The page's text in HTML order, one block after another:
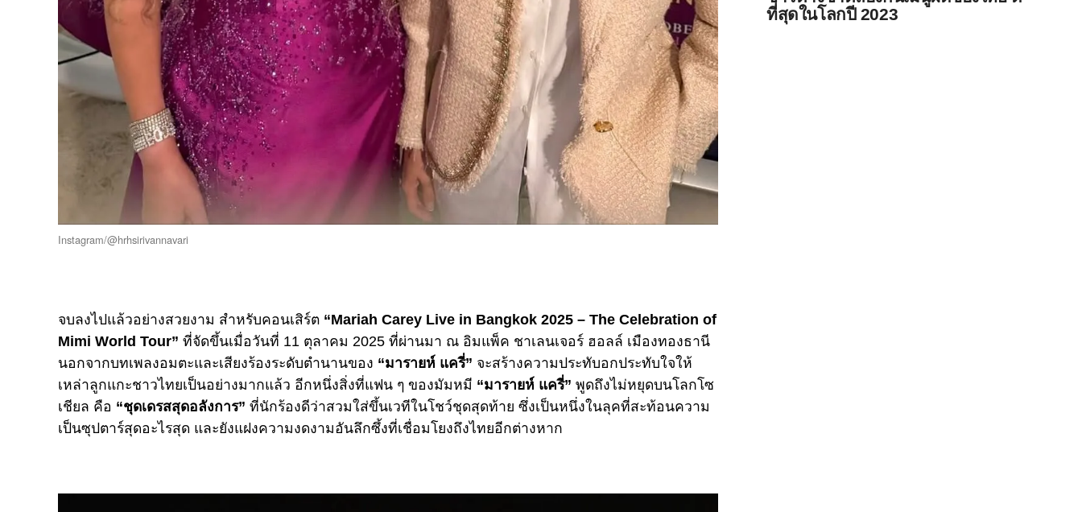
Instagram/@hrhsirivannavari
จบลงไปแล้วอย่างสวยงาม สำหรับคอนเสิร์ต “Mariah Carey Live in Bangkok 2025 – The Celebration of
Mimi World Tour” ที่จัดขึ้นเมื่อวันที่ 11 ตุลาคม 2025 ที่ผ่านมา ณ อิมแพ็ค ชาเลนเจอร์ ฮอลล์ เมืองทองธานี
นอกจากบทเพลงอมตะและเสียงร้องระดับตำนานของ “มารายห์ แครี่” จะสร้างความประทับอกประทับใจให้
เหล่าลูกแกะชาวไทยเป็นอย่างมากแล้ว อีกหนึ่งสิ่งที่แฟน ๆ ของมัมหมี “มารายห์ แครี่” พูดถึงไม่หยุดบนโลกโซ
เชียล คือ “ชุดเดรสสุดอลังการ” ที่นักร้องดีว่าสวมใส่ขึ้นเวทีในโชว์ชุดสุดท้าย ซึ่งเป็นหนึ่งในลุคที่สะท้อนความ
เป็นซุปตาร์สุดอะไรสุด และยังแฝงความงดงามอันลึกซึ้งที่เชื่อมโยงถึงไทยอีกต่างหาก
ที่สุดในโลกปี 2023